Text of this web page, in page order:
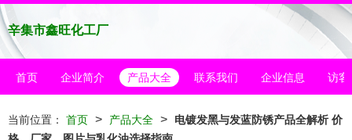
辛集市鑫旺化工厂
首页 企业简介 产品大全 联系我们 企业信息 访客
当前位置： 首页 > 产品大全 >
电镀发黑与发蓝防锈产品全解析 价